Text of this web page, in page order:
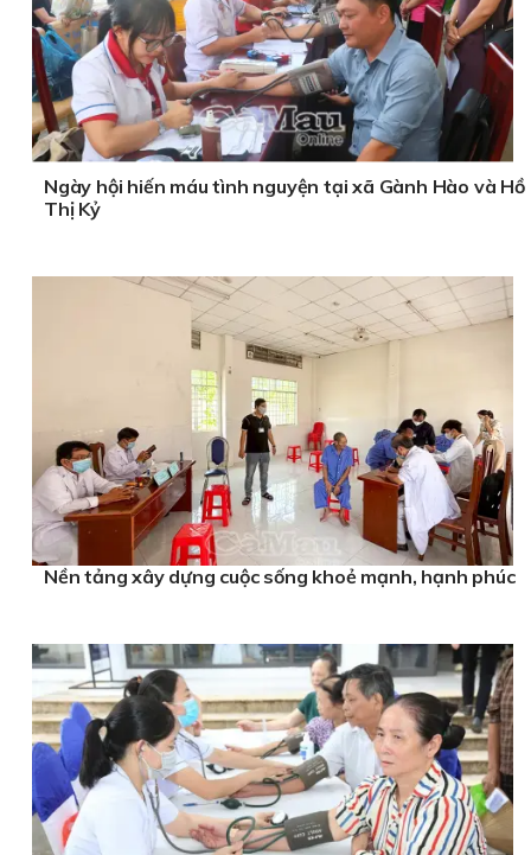
Ngày hội hiến máu tình nguyện tại xã Gành Hào và Hồ
Thị Kỷ
Nền tảng xây dựng cuộc sống khoẻ mạnh, hạnh phúc